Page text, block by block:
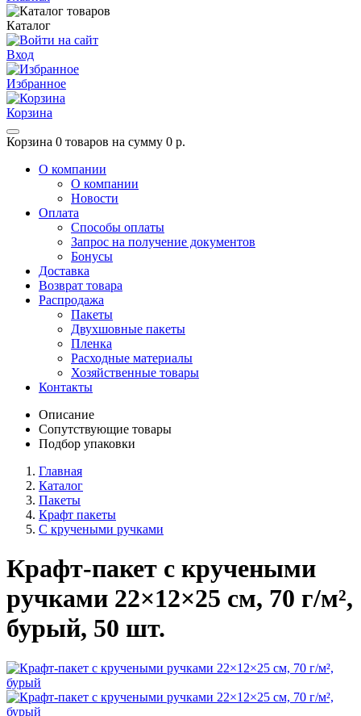
Каталог
Вход
Избранное
Корзина
Корзина 0 товаров на сумму 0 р.
О компании
О компании
Новости
Оплата
Способы оплаты
Запрос на получение документов
Бонусы
Доставка
Возврат товара
Распродажа
Пакеты
Двухшовные пакеты
Пленка
Расходные материалы
Хозяйственные товары
Контакты
Описание
Сопутствующие товары
Подбор упаковки
Главная
Каталог
Пакеты
Крафт пакеты
С кручеными ручками
Крафт-пакет с кручеными
ручками 22×12×25 см, 70 г/м²,
бурый, 50 шт.